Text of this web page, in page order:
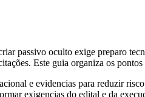
passivo oculto exige preparo
Este guia organiza os
e evidencias para reduzir
exigencias do edital e da